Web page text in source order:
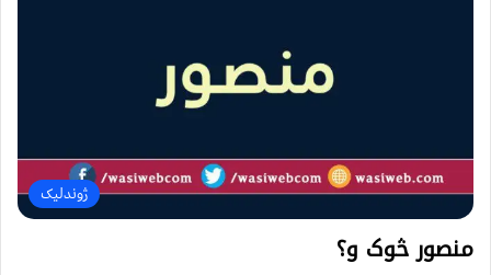
ژوندلیک
منصور څوک و؟